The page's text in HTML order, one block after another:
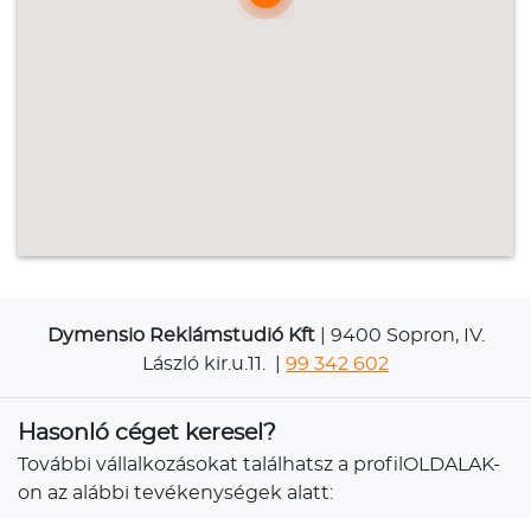
Dymensio Reklámstudió Kft| 9400 Sopron, IV.
László kir.u.11. | 99 342 602
Hasonló céget keresel?
További vállalkozásokat találhatsz a profilOLDALAK-
on az alábbi tevékenységek alatt: